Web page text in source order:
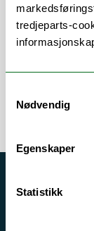
tredjeparts-
Nødvendig
Egenskaper
Statistikk
Akutt hjelp